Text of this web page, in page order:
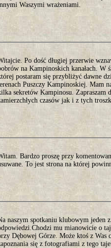
Waszymi wrażeniami.
Po dość długiej przerwie
na Kampinoskich kanałach. W
postaram się przybliżyć dawne
Puszczy Kampinoskiej. Mam
sekretów Kampinosu. Zapraszam
czasów jak i z tych
Bardzo proszę przy
To jest strona na której
naszym spotkaniu klubowym jeden
mu mianowicie o
Dębowej Górze. Może ktoś z Was
się z fotografiami z tego